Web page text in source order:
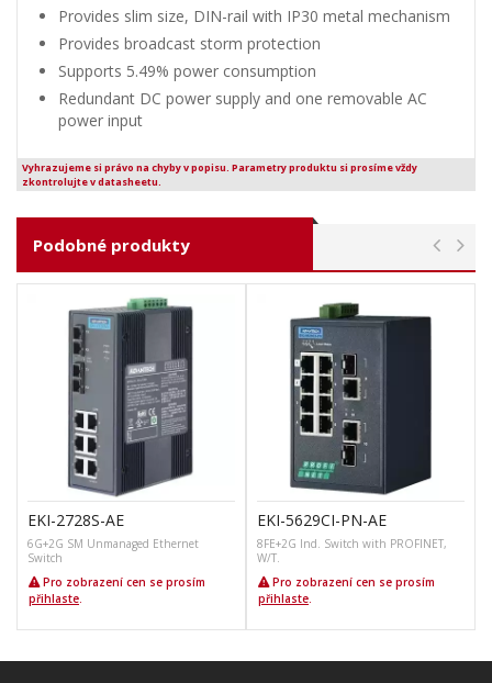
Provides slim size, DIN-rail with IP30 metal mechanism
Provides broadcast storm protection
Supports 5.49% power consumption
Redundant DC power supply and one removable AC
power input
Vyhrazujeme si právo na chyby v popisu. Parametry produktu si prosíme vždy
zkontrolujte v datasheetu.
Podobné produkty
EKI-2728S-AE
6G+2G SM Unmanaged Ethernet
Switch
Pro zobrazení cen se prosím
přihlaste
EKI-5629CI-PN-AE
8FE+2G Ind. Switch with PROFINET,
W/T.
Pro zobrazení cen se prosím
přihlaste